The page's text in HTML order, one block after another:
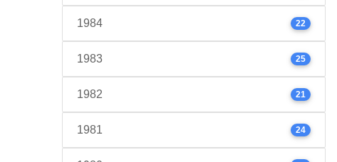
1984 22
1983 25
1982 21
1981 24